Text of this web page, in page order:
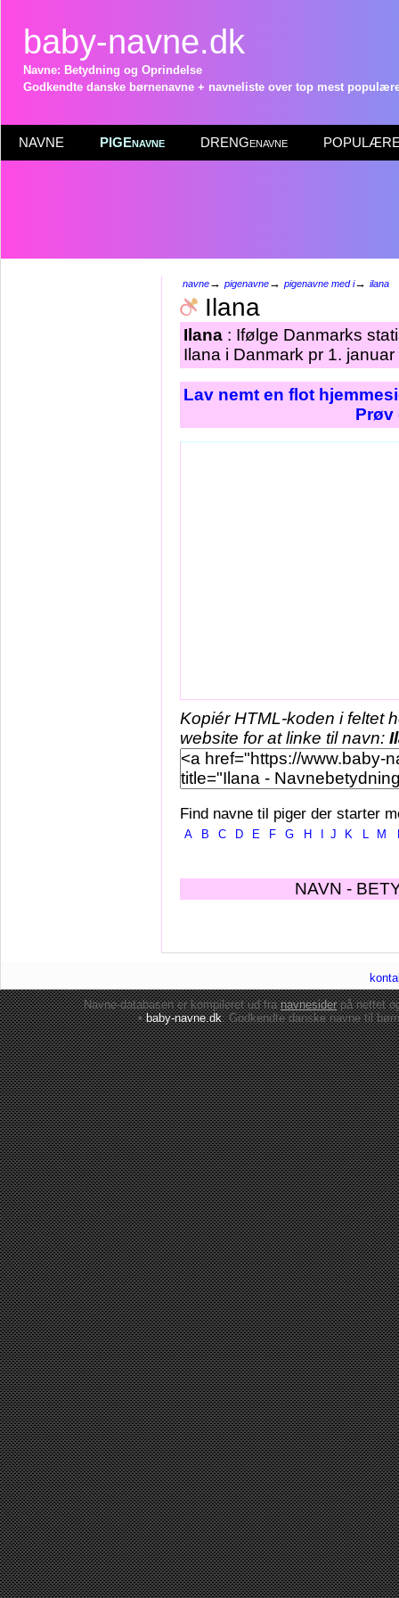
baby-navne.dk
Navne: Betydning og Oprindelse
Godkendte danske børnenavne + navneliste over top mest
NAVNE PIGEnavne DRENGenavne POPULÆRE
navne→ pigenavne→ pigenavne med i→ ilana
Ilana
Ilana : Ifølge Danmarks
Ilana i Danmark pr 1.
Lav nemt en flot
Prøv
Kopiér HTML-koden i feltet
website for at linke til navn:
Find navne til piger der starter
A B C D E F G H J K L M
NAVN -
Navne-databasen er kompileret ud franavnesiderpå nettet
•baby-navne.dk: Godkendte danskenavne til børn